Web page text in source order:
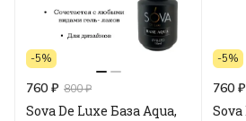
-5%
760 ₽ 800 ₽
Sova De Luxe База Aqua,
-5%
760 ₽
Sova